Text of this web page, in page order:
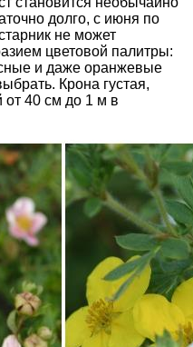
долго, с июня по
не может
цветовой палитры:
и даже оранжевые
Крона густая,
40 см до 1 м в